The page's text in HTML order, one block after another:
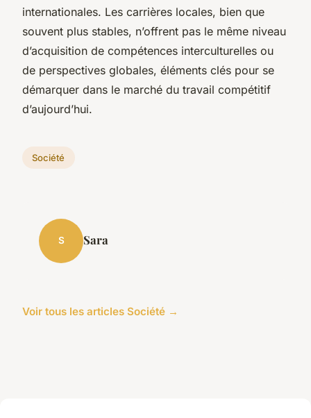
internationales. Les carrières locales, bien que
souvent plus stables, n’offrent pas le même niveau
d’acquisition de compétences interculturelles ou
de perspectives globales, éléments clés pour se
démarquer dans le marché du travail compétitif
d’aujourd’hui.
Société
S Sara
Voir tous les articles Société →